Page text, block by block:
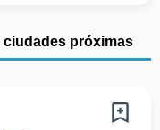
ciudades próximas